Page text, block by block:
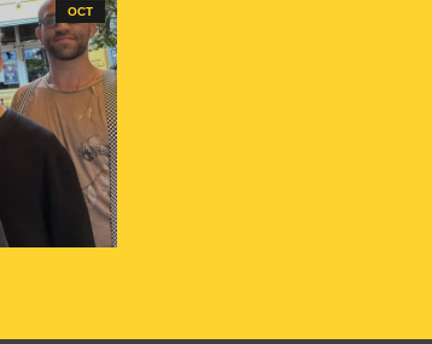
OCT
- Le